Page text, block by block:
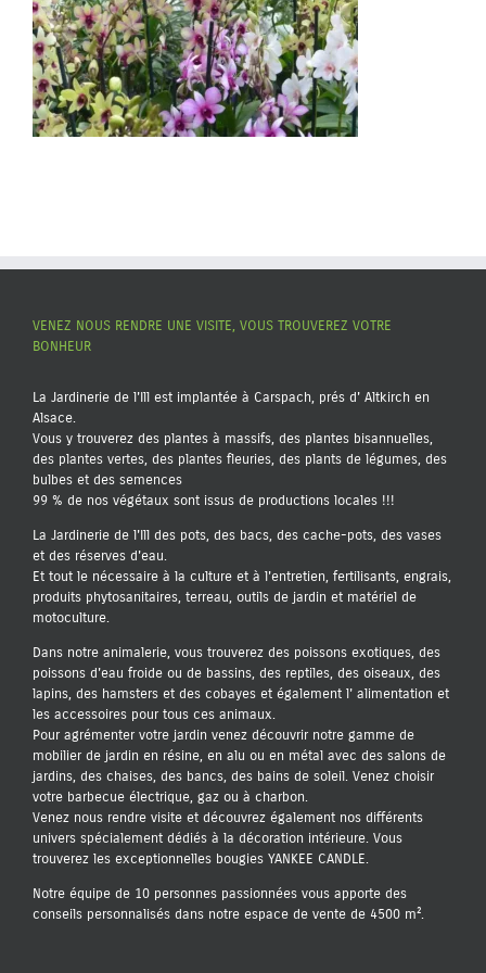
VENEZ NOUS RENDRE UNE VISITE, VOUS TROUVEREZ VOTRE
BONHEUR
La Jardinerie de l'Ill est implantée à Carspach, prés d' Altkirch en
Alsace.
Vous y trouverez des plantes à massifs, des plantes bisannuelles,
des plantes vertes, des plantes fleuries, des plants de légumes, des
bulbes et des semences
99 % de nos végétaux sont issus de productions locales !!!
La Jardinerie de l'Ill des pots, des bacs, des cache-pots, des vases
et des réserves d'eau.
Et tout le nécessaire à la culture et à l'entretien, fertilisants, engrais,
produits phytosanitaires, terreau, outils de jardin et matériel de
motoculture.
Dans notre animalerie, vous trouverez des poissons exotiques, des
poissons d'eau froide ou de bassins, des reptiles, des oiseaux, des
lapins, des hamsters et des cobayes et également l' alimentation et
les accessoires pour tous ces animaux.
Pour agrémenter votre jardin venez découvrir notre gamme de
mobilier de jardin en résine, en alu ou en métal avec des salons de
jardins, des chaises, des bancs, des bains de soleil. Venez choisir
votre barbecue électrique, gaz ou à charbon.
Venez nous rendre visite et découvrez également nos différents
univers spécialement dédiés à la décoration intérieure. Vous
trouverez les exceptionnelles bougies YANKEE CANDLE.
Notre équipe de 10 personnes passionnées vous apporte des
conseils personnalisés dans notre espace de vente de 4500 m².